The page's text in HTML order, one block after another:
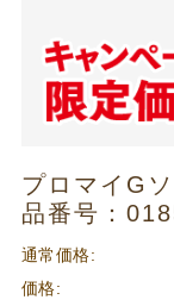
プロマイG
品番号：
通常価格:
価格: